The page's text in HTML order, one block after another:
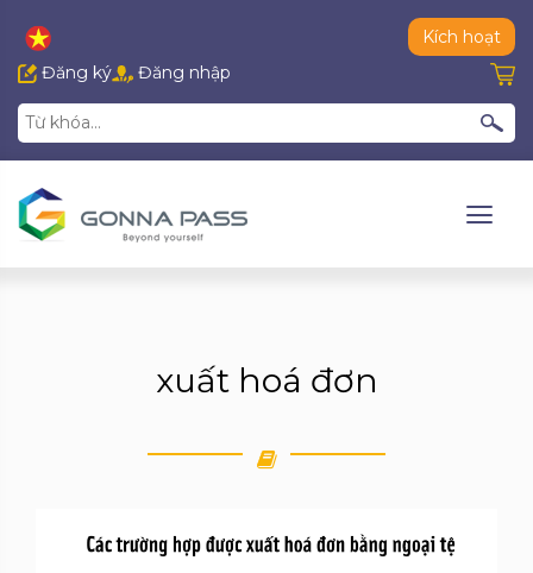
Kích hoạt
Đăng ký
Đăng nhập
xuất hoá đơn